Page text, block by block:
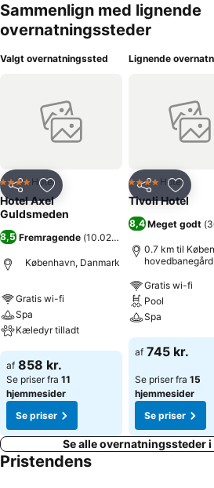
Sammenlign med lignende
overnatningssteder
Valgt overnatningssted
Del Føj til favoritter
4 StjernerHotel
Hotel Axel
Guldsmeden
8,5 Fremragende (10.024 bedømmelser
København, Danmark
Gratis wi-fi
Spa
Kæledyr tilladt
Se priser
af 858 kr.
Se priser fra 11
hjemmesider
Se priser
Lignende
Del Føj til
4 StjernerHotel
Tivoli Hotel
8,4 Meget godt (
0.7 km til
hovedbanegård
Gratis wi-fi
Pool
Spa
Se priser
af 745 kr.
Se priser fra 15
hjemmesider
Se priser
Se alle overnatningssteder i
Pristendens